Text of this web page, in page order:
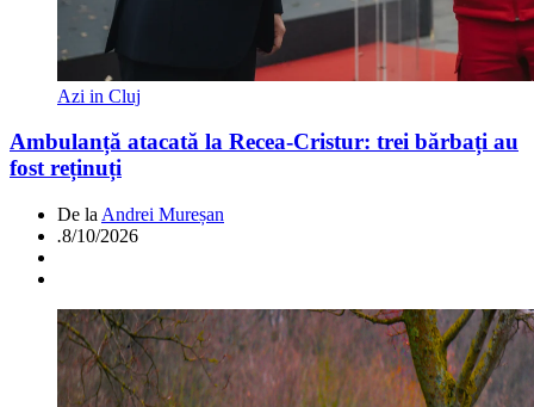
Azi in Cluj
Ambulanță atacată la Recea-Cristur: trei bărbați au
fost reținuți
De la Andrei Mureșan
.8/10/2026